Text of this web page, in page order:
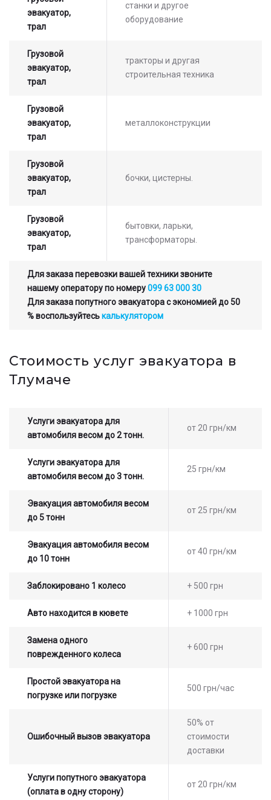
эвакуатор,
трал
станки и другое
оборудование
Грузовой
эвакуатор,
трал
тракторы и другая
строительная техника
Грузовой
эвакуатор,
трал
металлоконструкции
Грузовой
эвакуатор,
трал
бочки, цистерны.
Грузовой
эвакуатор,
трал
бытовки, ларьки,
трансформаторы.
Для заказа перевозки вашей техники звоните
нашему оператору по номеру099 63 000 30
Для заказа попутного эвакуатора с экономией до 50
% воспользуйтеськалькулятором
Стоимость услуг эвакуатора в
Тлумаче
Услуги эвакуатора для
автомобиля весом до 2 тонн.
от 20 грн/км
Услуги эвакуатора для
автомобиля весом до 3 тонн.
25 грн/км
Эвакуация автомобиля весом
до 5 тонн
от 25 грн/км
Эвакуация автомобиля весом
до 10 тонн
от 40 грн/км
Заблокировано 1 колесо + 500 грн
Авто находится в кювете + 1000 грн
Замена одного
поврежденного колеса
+ 600 грн
Простой эвакуатора на
погрузке или погрузке
500 грн/час
Ошибочный вызов эвакуатора
50% от
стоимости
доставки
Услуги попутного эвакуатора
(оплата в одну сторону)
от 20 грн/км
оператором